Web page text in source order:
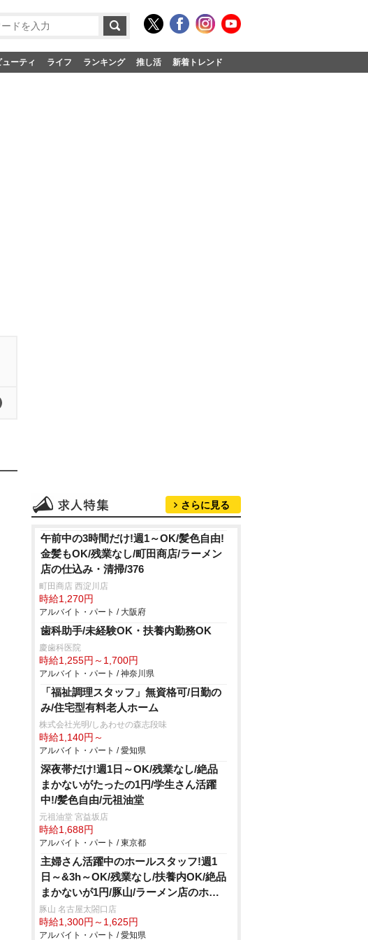
ューティ ライフ ランキング 推し活 新着トレンド
さらに見る
午前中の3時間だけ!週1～OK/髪色自由!
金髪もOK/残業なし/町田商店/ラーメン
店の仕込み・清掃/376
町田商店 西淀川店
時給1,270円
アルバイト・パート / 大阪府
歯科助手/未経験OK・扶養内勤務OK
慶歯科医院
時給1,255円～1,700円
アルバイト・パート / 神奈川県
「福祉調理スタッフ」無資格可/日勤の
み/住宅型有料老人ホーム
株式会社光明/しあわせの森志段味
時給1,140円～
アルバイト・パート / 愛知県
深夜帯だけ!週1日～OK/残業なし/絶品
まかないがたったの1円/学生さん活躍
中!/髪色自由/元祖油堂
元祖油堂 宮益坂店
時給1,688円
アルバイト・パート / 東京都
主婦さん活躍中のホールスタッフ!週1
日～&3h～OK/残業なし/扶養内OK/絶品
まかないが1円/豚山/ラーメン店のホー
ル
豚山 名古屋太閤口店
時給1,300円～1,625円
アルバイト・パート / 愛知県